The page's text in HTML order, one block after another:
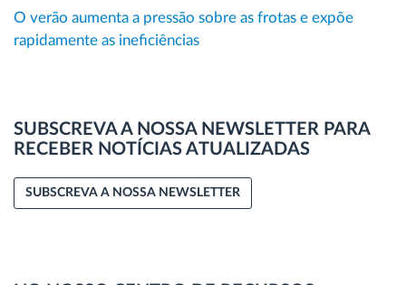
O verão aumenta a pressão sobre as frotas e expõe
rapidamente as ineficiências
SUBSCREVA A NOSSA NEWSLETTER PARA
RECEBER NOTÍCIAS ATUALIZADAS
SUBSCREVA A NOSSA NEWSLETTER